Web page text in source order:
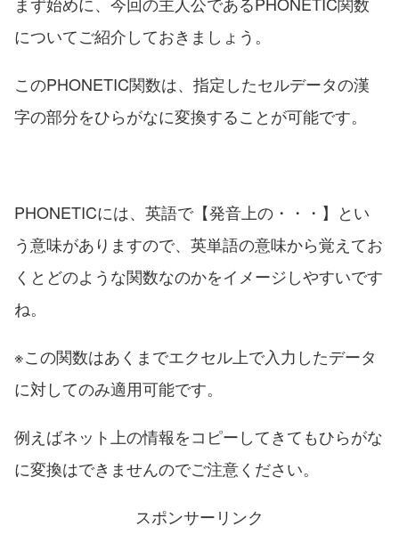
についてご紹介しておきましょう。
このPHONETIC関数は、指定したセルデータの漢
字の部分をひらがなに変換することが可能です。
PHONETICには、英語で【発音上の・・・】とい
う意味がありますので、英単語の意味から覚えてお
くとどのような関数なのかをイメージしやすいです
ね。
※この関数はあくまでエクセル上で入力したデータ
に対してのみ適用可能です。
例えばネット上の情報をコピーしてきてもひらがな
に変換はできませんのでご注意ください。
スポンサーリンク